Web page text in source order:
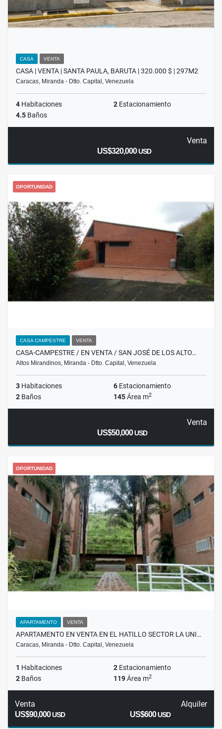
CASA VENTA
CASA | VENTA | SANTA PAULA, BARUTA | 320.000 $ | 297M2
Caracas, Miranda - Dtto. Capital, Venezuela
4 Habitaciones 2 Estacionamiento
4.5 Baños
Venta
US$320,000USD
OPORTUNIDAD
CASA CAMPESTRE VENTA
CASA-CAMPESTRE / EN VENTA / SAN JOSÉ DE LOS ALTO…
Altos Mirandinos, Miranda - Dtto. Capital, Venezuela
3 Habitaciones 6 Estacionamiento
2 Baños 145Área m2
Venta
US$50,000USD
OPORTUNIDAD
APARTAMENTO VENTA
APARTAMENTO EN VENTA EN EL HATILLO SECTOR LA UNI…
Caracas, Miranda - Dtto. Capital, Venezuela
1 Habitaciones 2 Estacionamiento
2 Baños 119Área m2
Venta
US$90,000USD
Alquiler
US$600USD